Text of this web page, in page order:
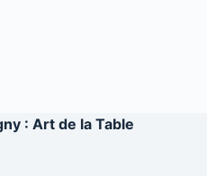
: Art de la Table